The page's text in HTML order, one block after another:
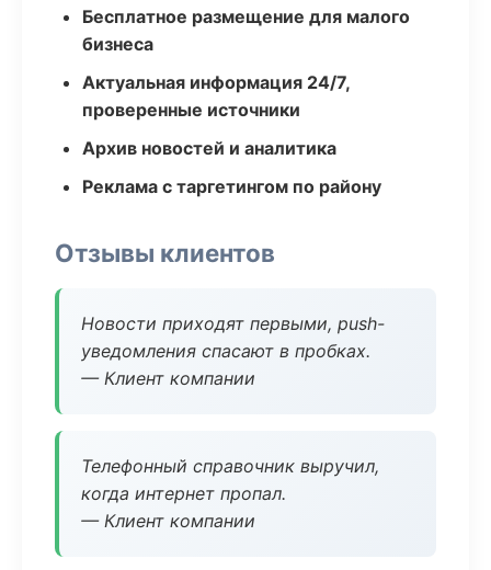
Бесплатное размещение для малого
бизнеса
Актуальная информация 24/7,
проверенные источники
Архив новостей и аналитика
Реклама с таргетингом по району
Отзывы клиентов
Новости приходят первыми, push-
уведомления спасают в пробках.
— Клиент компании
Телефонный справочник выручил,
когда интернет пропал.
— Клиент компании